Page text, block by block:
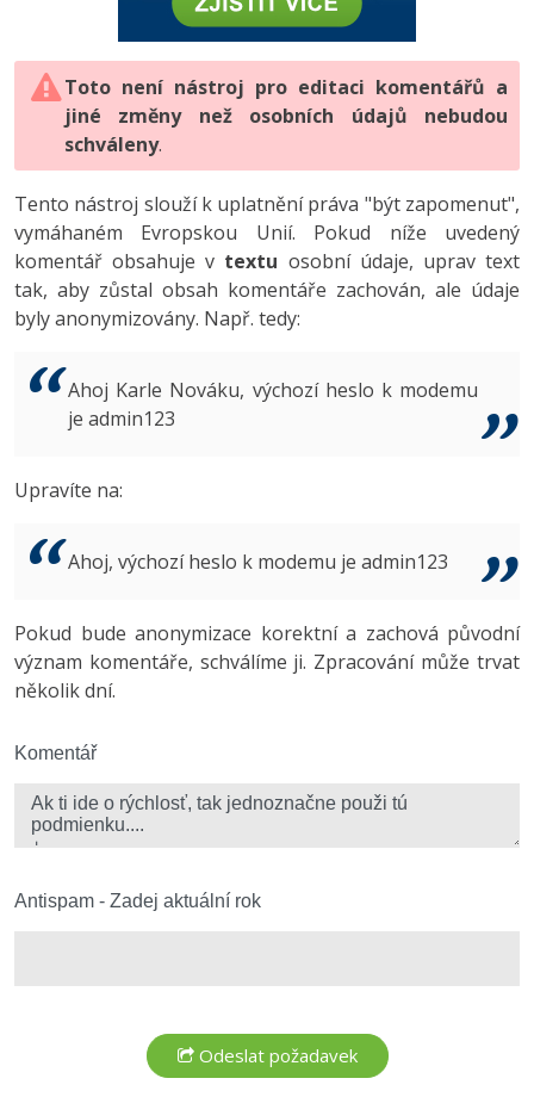
HTML5, CSS3, Bootstrap, SEO
SQL a databáze
Testování a verzování
UML a návrhové vzory
React
Spring
ASP.NET MVC
Best practices
PHP
JavaScript
Python
HTML / CSS
UML a návrhové vzory
MySQL/MariaDB
MS-SQL
Vývojář mobilních aplikací
C# Game developer
Tester
Systémový administrátor
3D grafik
Copywriter
WordPress specialista
-80%
JavaScript -80%
PHP -80%
Swift -80%
Kotlin -80%
VB.NET
Algoritmy -41%
Umělá inteligence (AI) -10%
Fórum
Digitální gramotnost
Marketing
WordPress
SEO
UX
Business
Copywriting
Windows
Kybernetická bezpečnost
Photoshop -80%
Adobe Illustrator -80%
Adobe Lightroom
Adobe XD
Adobe InDesign -25%
Adobe After Effects
Inkscape
Fórum
Toto není nástroj pro editaci komentářů a
jiné změny než osobních údajů nebudou
schváleny.
Tento nástroj slouží k uplatnění práva "být zapomenut",
vymáhaném Evropskou Unií. Pokud níže uvedený
komentář obsahuje v textu osobní údaje, uprav text
tak, aby zůstal obsah komentáře zachován, ale údaje
byly anonymizovány. Např. tedy:
Ahoj Karle Nováku, výchozí heslo k modemu
je admin123
Upravíte na:
Ahoj, výchozí heslo k modemu je admin123
Pokud bude anonymizace korektní a zachová původní
význam komentáře, schválíme ji. Zpracování může trvat
několik dní.
Komentář
Antispam - Zadej aktuální rok